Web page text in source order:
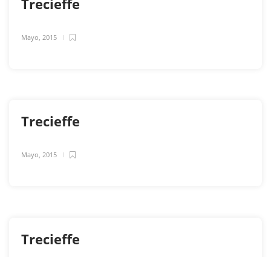
Trecieffe
Mayo, 2015
Trecieffe
Mayo, 2015
Trecieffe